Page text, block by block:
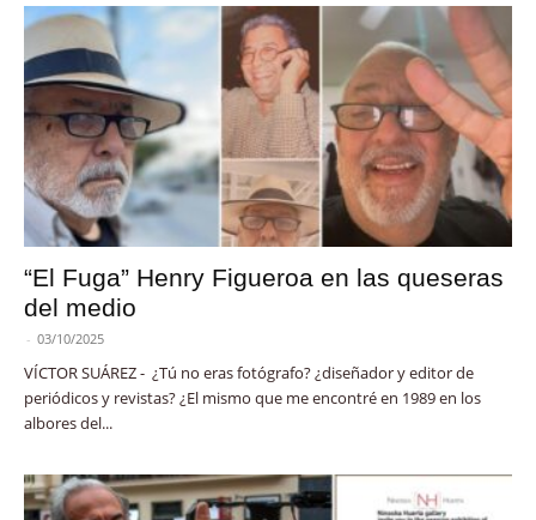
“El Fuga” Henry Figueroa en las queseras
del medio
- 03/10/2025
VÍCTOR SUÁREZ - ¿Tú no eras fotógrafo? ¿diseñador y editor de
periódicos y revistas? ¿El mismo que me encontré en 1989 en los
albores del...